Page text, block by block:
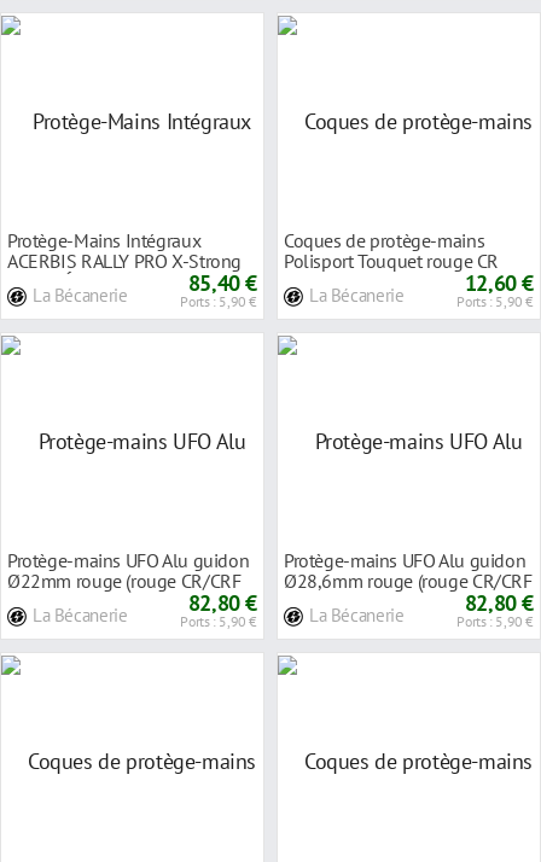
Protège-Mains Intégraux
ACERBIS RALLY PRO X-Strong
Rouge Éclatant +
La Bécanerie 85,40 €
Ports : 5,90 €
Coques de protège-mains
Polisport Touquet rouge CR
La Bécanerie 12,60 €
Ports : 5,90 €
Protège-mains UFO Alu guidon
Ø22mm rouge (rouge CR/CRF
La Bécanerie 82,80 €
Ports : 5,90 €
Protège-mains UFO Alu guidon
Ø28,6mm rouge (rouge CR/CRF
La Bécanerie 82,80 €
Ports : 5,90 €